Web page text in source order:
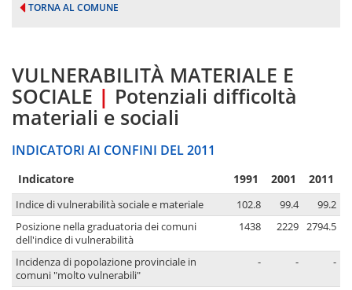
TORNA AL COMUNE
VULNERABILITÀ MATERIALE E
SOCIALE | Potenziali difficoltà
materiali e sociali
INDICATORI AI CONFINI DEL 2011
Indicatore 1991 2001 2011
Indice di vulnerabilità sociale e materiale 102.8 99.4
99.2
Posizione nella graduatoria dei comuni
dell'indice di vulnerabilità
1438 2229 2794.5
Incidenza di popolazione provinciale in
comuni "molto vulnerabili"
- - -